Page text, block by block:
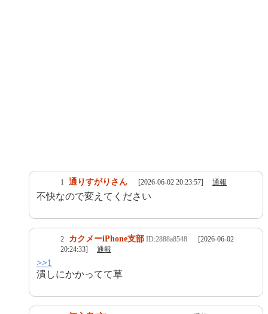
1 通りすがりさん [2026-06-02 20:23:57] 通報
不快なので変えてください
2 カクメーiPhone支部 ID:2888a8548
[2026-06-02
20:24:33]
通報
>>1
潰しにかかってて草